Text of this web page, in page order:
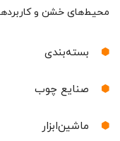
محیط‌های خشن و
بسته‌بندی
صنایع چوب
ماشین‌ابزار